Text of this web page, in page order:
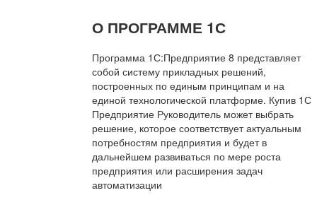
О ПРОГРАММЕ 1С
Программа 1С:Предприятие 8 представляет
собой систему прикладных решений,
построенных по единым принципам и на
единой технологической платформе. Купив 1С
Предприятие Руководитель может выбрать
решение, которое соответствует актуальным
потребностям предприятия и будет в
дальнейшем развиваться по мере роста
предприятия или расширения задач
автоматизации